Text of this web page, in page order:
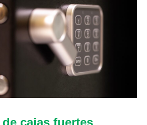
cajas fuertes